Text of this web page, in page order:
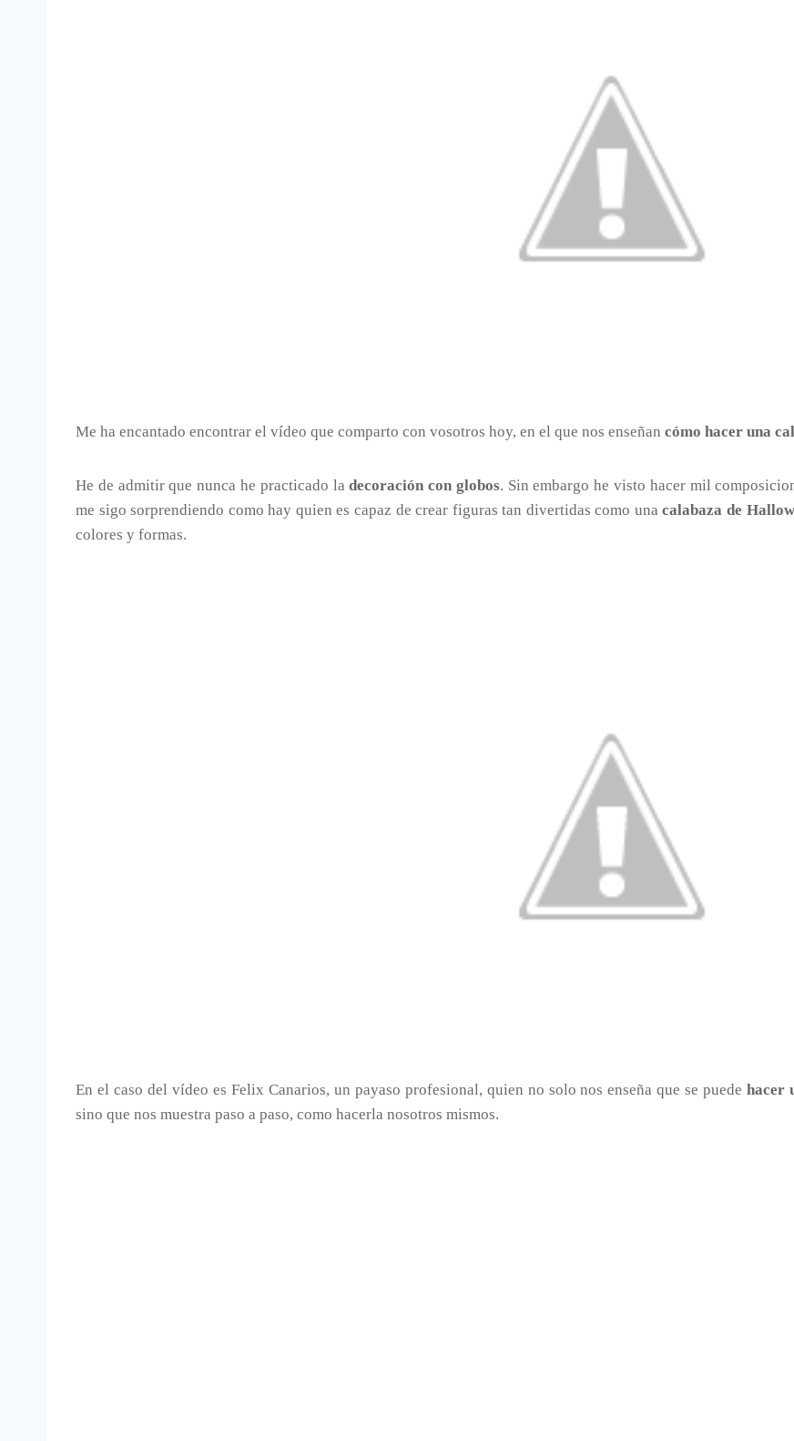
Me ha encantado encontrar el vídeo que comparto con vosotros hoy, en el que nos enseñan cómo hacer una
He de admitir que nunca he practicado ladecoración con globos. Sin embargo he visto hacer mil
me sigo sorprendiendo como hay quien es capaz de crear figuras tan divertidas como unacalabaza de
colores y formas.
En el caso del vídeo es Felix Canarios, un payaso profesional, quien no solo nos enseña que se puedehacer
sino que nos muestra paso a paso, como hacerla nosotros mismos.